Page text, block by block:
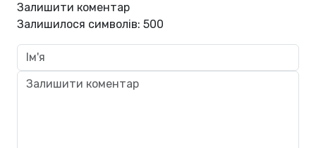
Залишити коментар
Залишилося символів: 500